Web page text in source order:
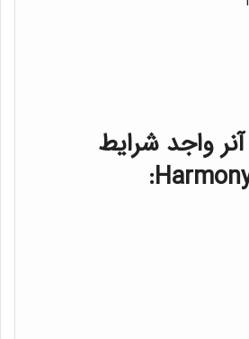
واجد شرایط